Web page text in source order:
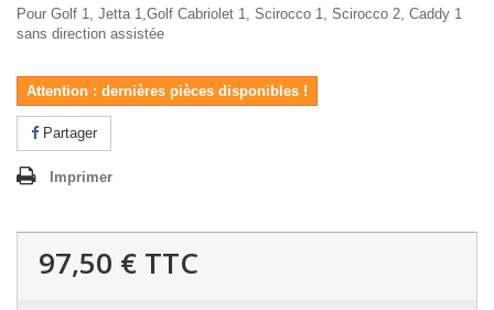
Pour Golf 1, Jetta 1,Golf Cabriolet 1, Scirocco 1, Scirocco 2, Caddy 1
sans direction assistée
Attention : dernières pièces disponibles !
Partager
Imprimer
97,50 € TTC